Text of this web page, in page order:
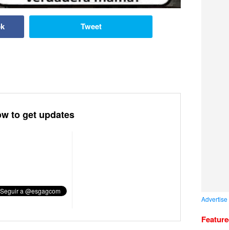
Tweet
to get updates